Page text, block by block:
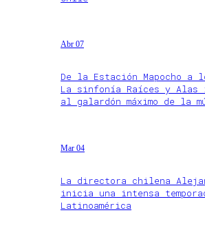
Abr 07
De la Estación Mapocho a
La sinfonía Raíces y Alas
al galardón máximo de la
Mar 04
La directora chilena
inicia una intensa
Latinoamérica